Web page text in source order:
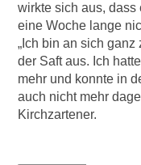
wirkte sich aus,
eine Woche lange
„Ich bin an sich
der Saft aus. Ich
mehr und konnte in
auch nicht mehr
Kirchzartener.